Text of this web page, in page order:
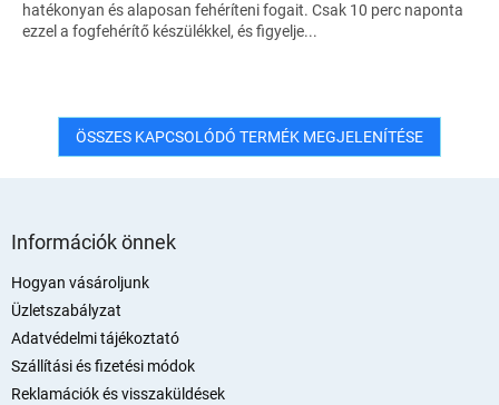
hatékonyan és alaposan fehéríteni fogait. Csak 10 perc naponta
ezzel a fogfehérítő készülékkel, és figyelje...
ÖSSZES KAPCSOLÓDÓ TERMÉK MEGJELENÍTÉSE
Információk önnek
Hogyan vásároljunk
Üzletszabályzat
Adatvédelmi tájékoztató
Szállítási és fizetési módok
Reklamációk és visszaküldések